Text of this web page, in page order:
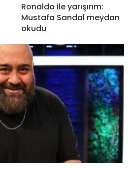
Ronaldo ile yarışırım:
Mustafa Sandal meydan
okudu